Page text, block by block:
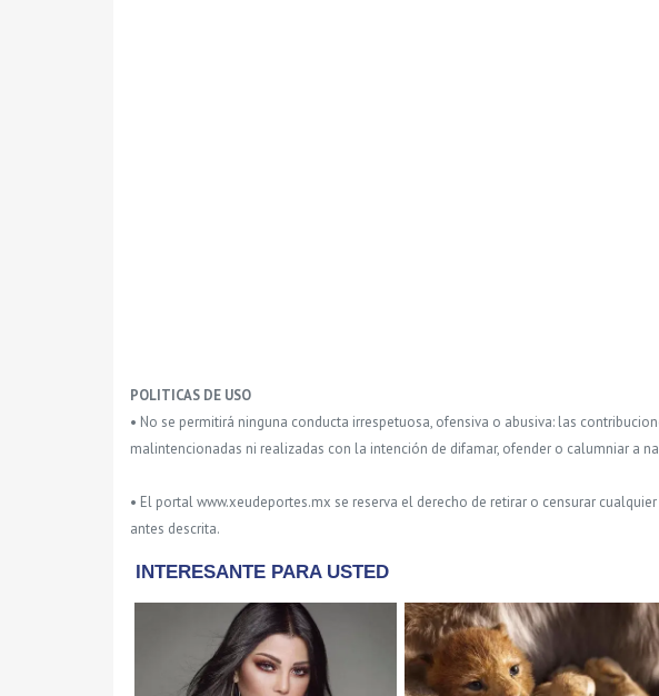
POLITICAS DE USO
• No se permitirá ninguna conducta irrespetuosa, ofensiva o abusiva: las
malintencionadas ni realizadas con la intención de difamar, ofender o calumniar a
• El portal www.xeudeportes.mx se reserva el derecho de retirar o censurar
antes descrita.